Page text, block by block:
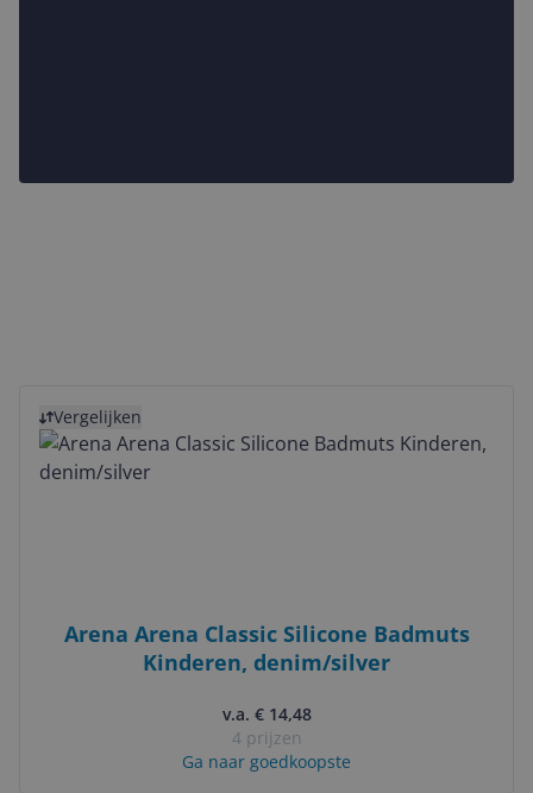
Vergelijken
Arena Arena Classic Silicone Badmuts
Kinderen, denim/silver
v.a. € 14,48
4 prijzen
Ga naar goedkoopste